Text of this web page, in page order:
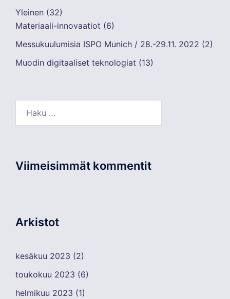
Yleinen (32)
Materiaali-innovaatiot (6)
Messukuulumisia ISPO Munich / 28.-29.11. 2022 (2)
Muodin digitaaliset teknologiat (13)
Viimeisimmät kommentit
Arkistot
kesäkuu 2023 (2)
toukokuu 2023 (6)
helmikuu 2023 (1)